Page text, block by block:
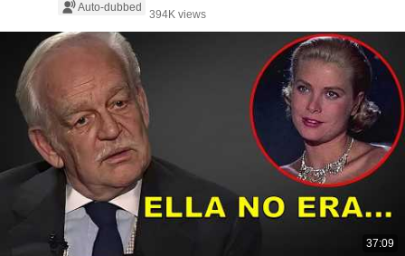
Auto-dubbed
394K views
37:09